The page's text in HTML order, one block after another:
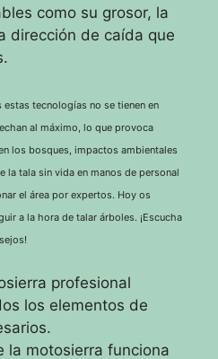
como su grosor, la
dirección de caída que
tecnologías no se tienen en
al máximo, lo que provoca
los bosques, impactos ambientales
la tala sin vida en manos de personal
el área por expertos. Hoy os
a la hora de talar árboles. ¡Escucha
profesional
los elementos de
la motosierra funciona